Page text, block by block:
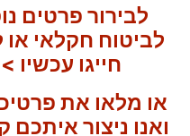
לבירור פרטים
לביטוח חקלאי
חייגו עכשיו
או מלאו את
ואנו ניצור